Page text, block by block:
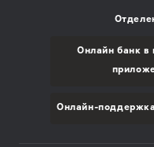
Онлайн банк в
Онлайн-поддержка